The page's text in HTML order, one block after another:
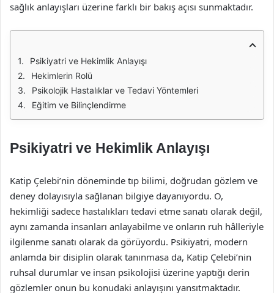
sağlık anlayışları üzerine farklı bir bakış açısı sunmaktadır.
Psikiyatri ve Hekimlik Anlayışı
Hekimlerin Rolü
Psikolojik Hastalıklar ve Tedavi Yöntemleri
Eğitim ve Bilinçlendirme
Psikiyatri ve Hekimlik Anlayışı
Katip Çelebi’nin döneminde tıp bilimi, doğrudan gözlem ve
deney dolayısıyla sağlanan bilgiye dayanıyordu. O,
hekimliği sadece hastalıkları tedavi etme sanatı olarak değil,
aynı zamanda insanları anlayabilme ve onların ruh hâlleriyle
ilgilenme sanatı olarak da görüyordu. Psikiyatri, modern
anlamda bir disiplin olarak tanınmasa da, Katip Çelebi’nin
ruhsal durumlar ve insan psikolojisi üzerine yaptığı derin
gözlemler onun bu konudaki anlayışını yansıtmaktadır.